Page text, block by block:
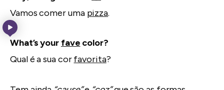
Vamos comer uma pizza.
What’s your fave color?
Qual é a sua corfavorita?